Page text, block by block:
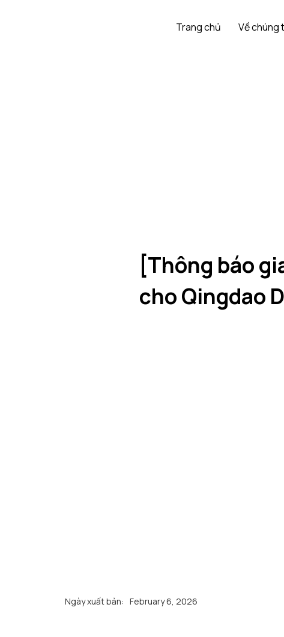
Trang chủ Về chúng
[Thông báo
cho Qingdao
Ngày xuất bản: February 6, 2026